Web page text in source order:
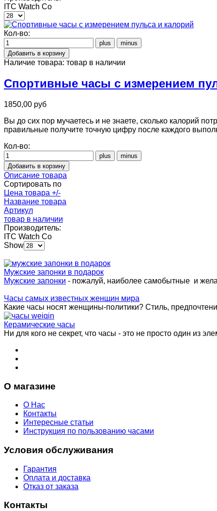
ITC Watch Co
Кол-во:
Наличие товара: товар в наличии
Спортивные часы с измерением
1850,00 руб
Вы до сих пор мучаетесь и не знаете, сколько калорий
правильные получите точную цифру после каждого
Кол-во:
Описание товара
Сортировать по
Цена товара +/-
Название товара
Артикул
товар в наличии
Производитель:
ITC Watch Co
Show
Мужские запонки в подарок
Мужские запонки - пожалуй, наиболее самобытные и
Часы самых известных женщин мира
Какие часы носят женщины-политики? Стиль,
Керамические часы
Ни для кого не секрет, что часы - это не просто один из
О магазине
О Нас
Контакты
Интересные статьи
Инструкция по пользованию часами
Условия обслуживания
Гарантия
Оплата и доставка
Отказ от заказа
Контакты